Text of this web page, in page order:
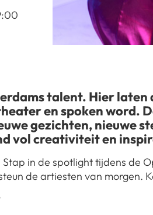
talent. Hier
en spoken word.
gezichten, nieuwe
vol creativiteit en
in de spotlight tijdens de
de artiesten van morgen.